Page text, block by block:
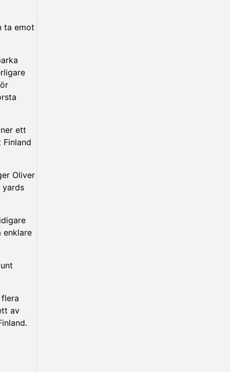
ta emot
ett
Oliver
yards
enklare
av